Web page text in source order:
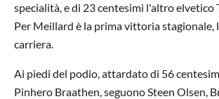
specialità, e di 23 centesimi l'altro elvetico
Per Meillard è la prima vittoria stagionale,
carriera.
Ai piedi del podio, attardato di 56
Pinhero Braathen, seguono Steen Olsen,